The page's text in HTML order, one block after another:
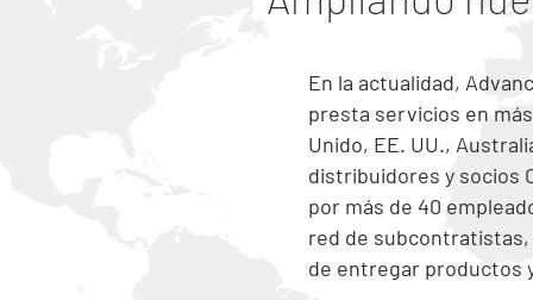
En la actualidad,
presta servicios en
Unido, EE. UU.,
distribuidores y socios
por más de 40
red de
de entregar productos